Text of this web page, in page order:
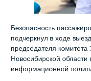
Безопасность
подчеркнул в ходе
председателя
Новосибирской
информационной